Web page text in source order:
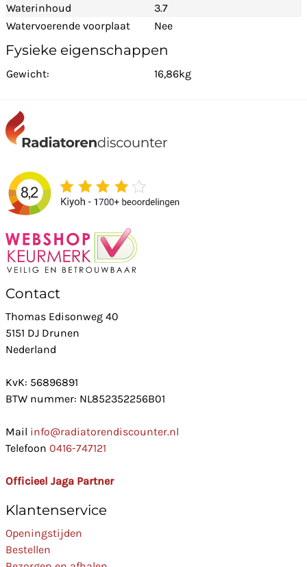
Waterinhoud
3.7
Watervoerende voorplaat
Nee
Fysieke eigenschappen
Gewicht: 16,86kg
Contact
Thomas Edisonweg 40
5151 DJ Drunen
Nederland
KvK: 56896891
BTW nummer: NL852352256B01
Mail info@radiatorendiscounter.nl
Telefoon 0416-747121
Officieel Jaga Partner
Klantenservice
Openingstijden
Bestellen